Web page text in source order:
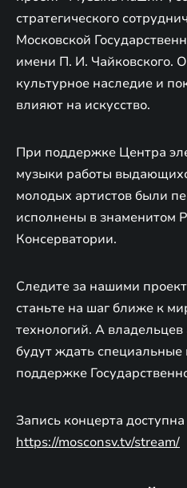
стратегического
Московской
имени П. И. Чайковского.
культурное наследие и
влияют на искусство.
При поддержке Центра
музыки работы
молодых артистов были
исполнены в знаменитом
Консерватории.
Следите за нашими
станьте на шаг ближе к
технологий. А владельцев
будут ждать
поддержке
Запись концерта
https://mosconsv.tv/stream/